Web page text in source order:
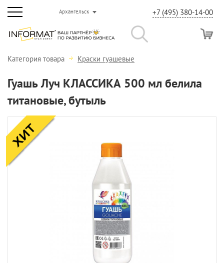
Архангельск +7 (495) 380-14-00
Категория товара Краски гуашевые
Гуашь Луч КЛАССИКА 500 мл белила
титановые, бутыль